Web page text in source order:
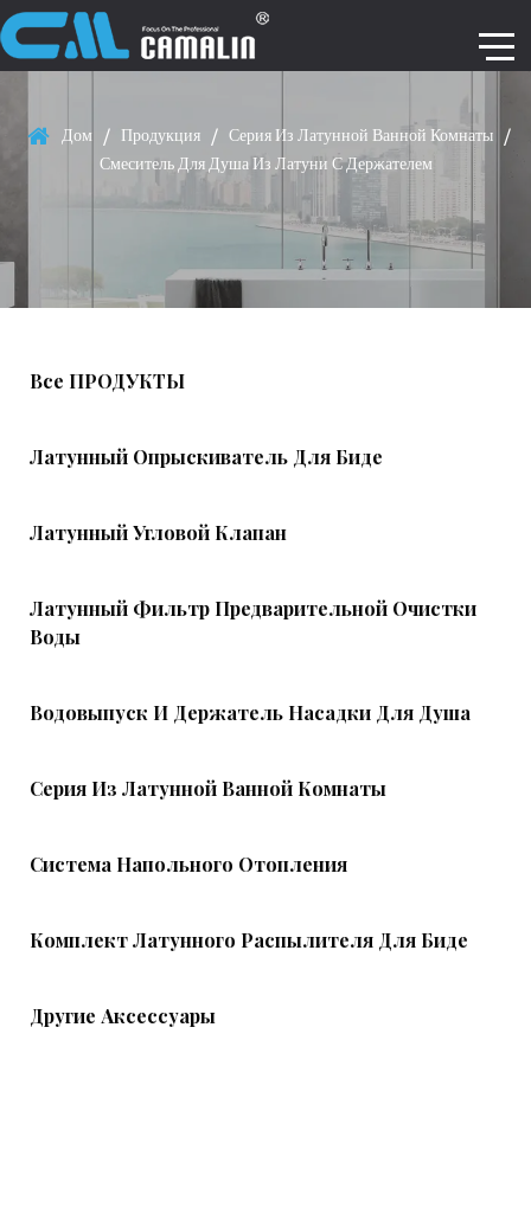
Дом / Продукция / Серия Из Латунной Ванной Комнаты /
Смеситель Для Душа Из Латуни С Держателем
Все ПРОДУКТЫ
Латунный Опрыскиватель Для Биде
Латунный Угловой Клапан
Латунный Фильтр Предварительной Очистки
Воды
Водовыпуск И Держатель Насадки Для Душа
Серия Из Латунной Ванной Комнаты
Система Напольного Отопления
Комплект Латунного Распылителя Для Биде
Другие Аксессуары